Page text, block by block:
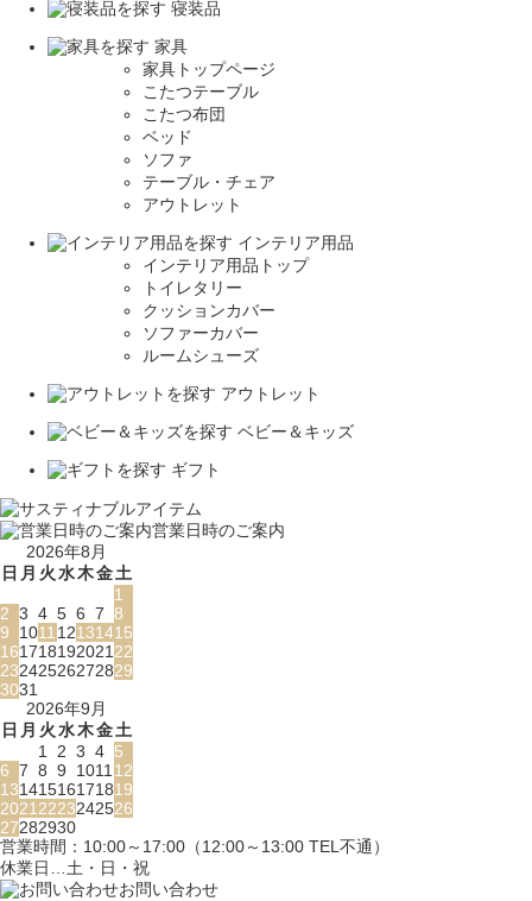
寝装品
家具
家具トップページ
こたつテーブル
こたつ布団
ベッド
ソファ
テーブル・チェア
アウトレット
インテリア用品
インテリア用品トップ
トイレタリー
クッションカバー
ソファーカバー
ルームシューズ
アウトレット
ベビー＆キッズ
ギフト
営業日時のご案内
2026年8月
日 月 火水木金土
1
2 3 4 5 6 7 8
9
101112131415
16171819202122
23242526272829
3031
2026年9月
日 月 火水木金土
1 2 3 4 5
6 7 8 9 101112
13141516171819
20212223242526
27282930
営業時間：10:00～17:00（12:00～13:00 TEL不通）
休業日…土・日・祝
お問い合わせ